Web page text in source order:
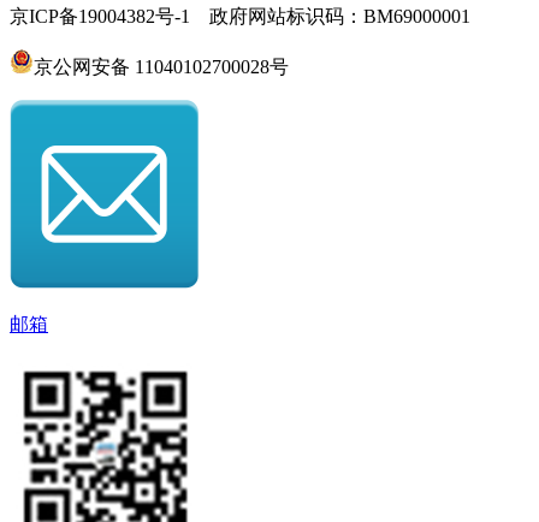
京ICP备19004382号-1 政府网站标识码：BM69000001
京公网安备 11040102700028号
邮箱